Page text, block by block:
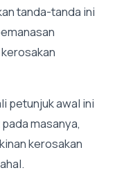
tanda-tanda ini
petunjuk awal ini
masanya,
kerosakan